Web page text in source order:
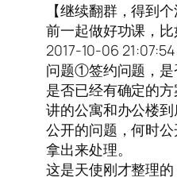
【继续翻群，得到
前一起做好功课，比
2017-10-06 21:07:54
问题①签约问题，是
是否已经有确定的
讲的公寓和办公楼
公开的问题，何时
拿出来处理。
这是天使刚才整理的